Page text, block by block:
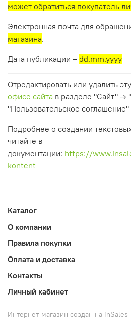
может обратиться покупатель
Электронная почта для
магазина.
Дата публикации – dd.mm.yyyy
Отредактировать или удалить
офисе сайта в разделе "Сайт"
"Пользовательское соглашение"
Подробнее о создании
читайте в
документации: https://
kontent
Каталог
О компании
Правила покупки
Оплата и доставка
Контакты
Личный кабинет
Интернет-магазин создан на inSales